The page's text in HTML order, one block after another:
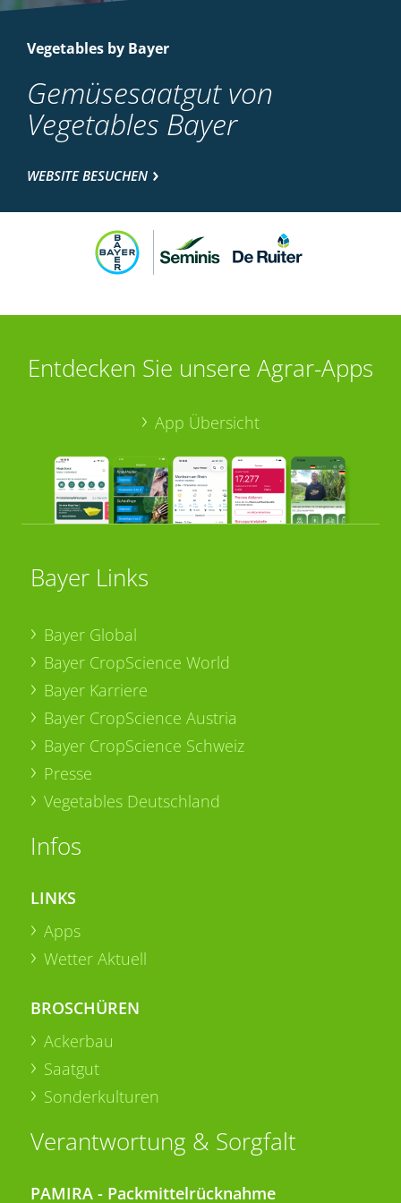
Vegetables by Bayer
Gemüsesaatgut von
Vegetables Bayer
WEBSITE BESUCHEN
Entdecken Sie unsere Agrar-Apps
App Übersicht
Bayer Links
Bayer Global
Bayer CropScience World
Bayer Karriere
Bayer CropScience Austria
Bayer CropScience Schweiz
Presse
Vegetables Deutschland
Infos
LINKS
Apps
Wetter Aktuell
BROSCHÜREN
Ackerbau
Saatgut
Sonderkulturen
Verantwortung & Sorgfalt
PAMIRA - Packmittelrücknahme